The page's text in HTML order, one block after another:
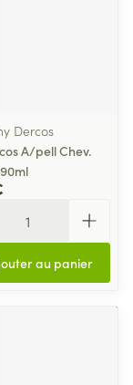
Dercos
A/pell Chev.
au panier